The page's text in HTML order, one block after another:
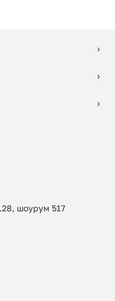
шоурум 517